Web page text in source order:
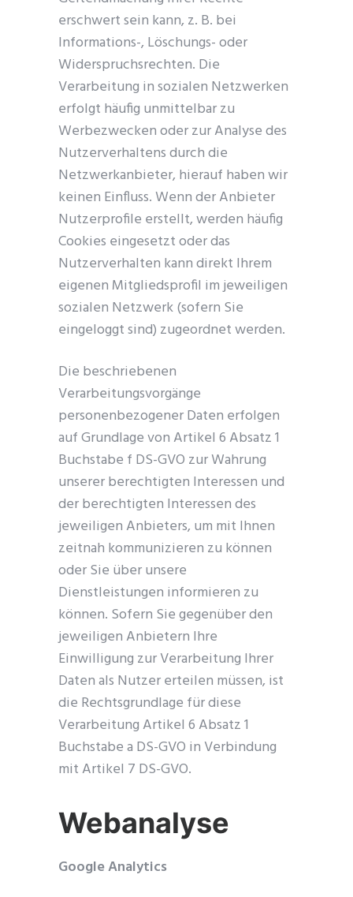
erschwert sein kann, z. B. bei
Informations-, Löschungs- oder
Widerspruchsrechten. Die
Verarbeitung in sozialen Netzwerken
erfolgt häufig unmittelbar zu
Werbezwecken oder zur Analyse des
Nutzerverhaltens durch die
Netzwerkanbieter, hierauf haben wir
keinen Einfluss. Wenn der Anbieter
Nutzerprofile erstellt, werden häufig
Cookies eingesetzt oder das
Nutzerverhalten kann direkt Ihrem
eigenen Mitgliedsprofil im jeweiligen
sozialen Netzwerk (sofern Sie
eingeloggt sind) zugeordnet werden.
Die beschriebenen
Verarbeitungsvorgänge
personenbezogener Daten erfolgen
auf Grundlage von Artikel 6 Absatz 1
Buchstabe f DS-GVO zur Wahrung
unserer berechtigten Interessen und
der berechtigten Interessen des
jeweiligen Anbieters, um mit Ihnen
zeitnah kommunizieren zu können
oder Sie über unsere
Dienstleistungen informieren zu
können. Sofern Sie gegenüber den
jeweiligen Anbietern Ihre
Einwilligung zur Verarbeitung Ihrer
Daten als Nutzer erteilen müssen, ist
die Rechtsgrundlage für diese
Verarbeitung Artikel 6 Absatz 1
Buchstabe a DS-GVO in Verbindung
mit Artikel 7 DS-GVO.
Webanalyse
Google Analytics
Get Catena-X, Cofinity-X & PCF
Exchange — FREE for up to 3 years
Plus company certificate management included. Limited funded
Start free — 15 min